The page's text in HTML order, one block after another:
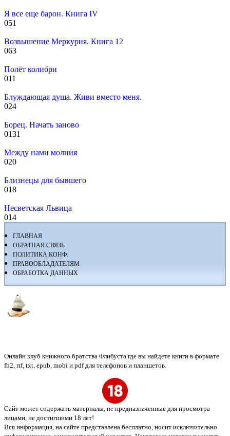
Я все еще барон. Книга IV
051
Возвышение Меркурия. Книга 12
063
Полёт колибри
011
Блуждающая душа. Живи вместо меня.
024
Борец. Начать заново
0131
Между нами молния
020
Близнецы для бывшего
018
Несветская Львица
014
ГЛАВНАЯ
ОБРАТНАЯ СВЯЗЬ
ПОЛИТИКА КОНФ.
ПРАВООБЛАДАТЕЛЯМ
ОБРАБОТКА ДАННЫХ
Онлайн клуб книжного братства Флибуста где вы найдете книги в формате
fb2, rtf, txt, epub, mobi и pdf для телефонов и планшетов.
Сайт может содержать материалы, не предназначенные для просмотра
лицами, не достигшими 18 лет!
Вся информация, на сайте представлена бесплатно, носит исключительно